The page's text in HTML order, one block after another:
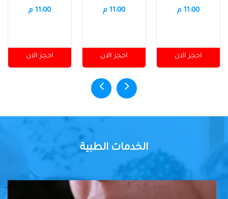
11:00 م
احجز الان
11:00 م
احجز الان
11:00 م
احجز الان
الخدمات الطبية